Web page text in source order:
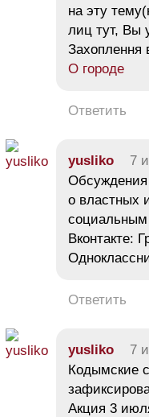
на эту
лиц тут, Вы
Захоплення
О городе
Ответить
yusliko 7
Обсуждения
о властных
социальным
Вконтакте:
Ответить
yusliko 7
Кодымские
Акция 3